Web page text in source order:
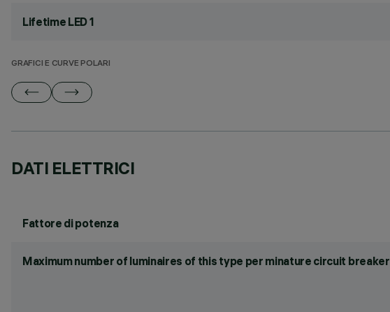
Lifetime LED 1
GRAFICI E CURVE POLARI
DATI ELETTRICI
Fattore di potenza
Maximum number of luminaires of this type per minature circuit breaker